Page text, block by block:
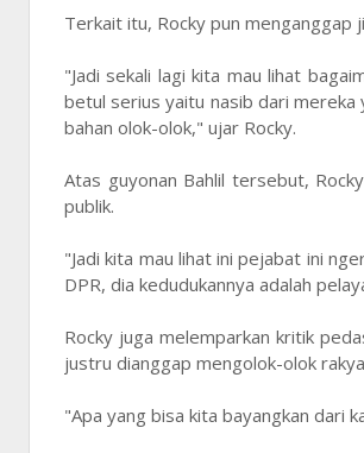
Terkait itu, Rocky pun menganggap
"Jadi sekali lagi kita mau lihat
betul serius yaitu nasib dari mereka
bahan olok-olok," ujar Rocky.
Atas guyonan Bahlil tersebut,
publik.
"Jadi kita mau lihat ini pejabat ini
DPR, dia kedudukannya adalah
Rocky juga melemparkan kritik
justru dianggap mengolok-olok
"Apa yang bisa kita bayangkan dari